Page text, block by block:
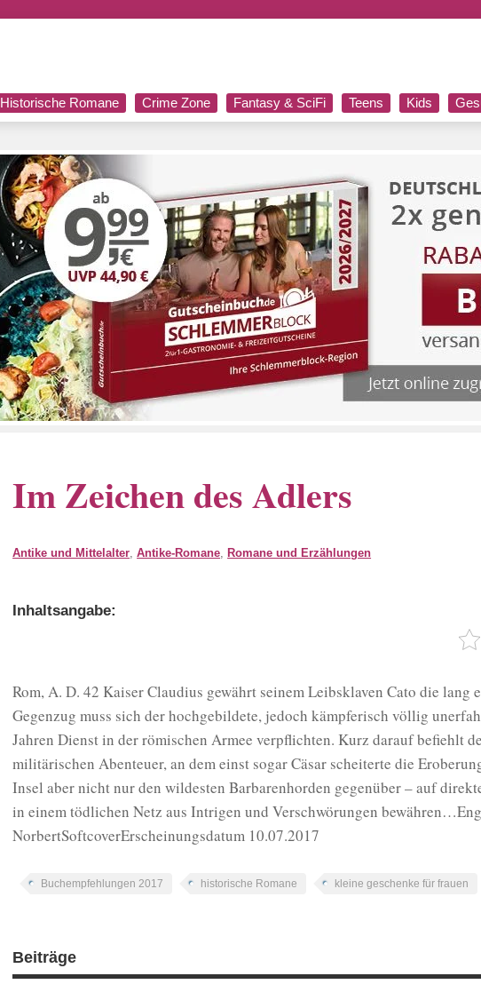
Historische Romane Crime Zone Fantasy & SciFi Teens Kids
Im Zeichen des Adlers
Antike und Mittelalter,Antike-Romane, Romane und Erzählungen
Inhaltsangabe:
Rom, A. D. 42 Kaiser Claudius gewährt seinem Leibsklaven Cato die lang
Gegenzug muss sich der hochgebildete, jedoch kämpferisch völlig
Jahren Dienst in der römischen Armee verpflichten. Kurz darauf befiehlt
militärischen Abenteuer, an dem einst sogar Cäsar scheiterte die
Insel aber nicht nur den wildesten Barbarenhorden gegenüber – auf
in einem tödlichen Netz aus Intrigen und Verschwörungen
NorbertSoftcoverErscheinungsdatum 10.07.2017
Buchempfehlungen 2017 historische Romane kleine geschenke für frauen
Beiträge